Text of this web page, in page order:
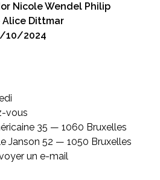
Nicole Wendel Philip
Dittmar
10/2024
vous
35 — 1060 Bruxelles
Janson 52 — 1050 Bruxelles
un e-mail